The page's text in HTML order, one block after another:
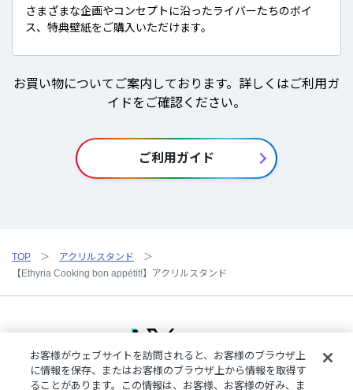
さまざまな企画やコンセプトに沿ったライバーたちのボイ
ス、特典壁紙をご購入いただけます。
お買い物についてご案内しております。詳しくはご利用ガ
イドをご確認ください。
ご利用ガイド
TOP
アクリルスタンド
【Ethyria Cooking bon appétit!】アクリルスタンド
お客様がウェブサイトを訪問されると、お客様のブラウザ上
に情報を保存、またはお客様のブラウザ上から情報を取得す
ることがあります。この情報は、お客様、お客様の好み、ま